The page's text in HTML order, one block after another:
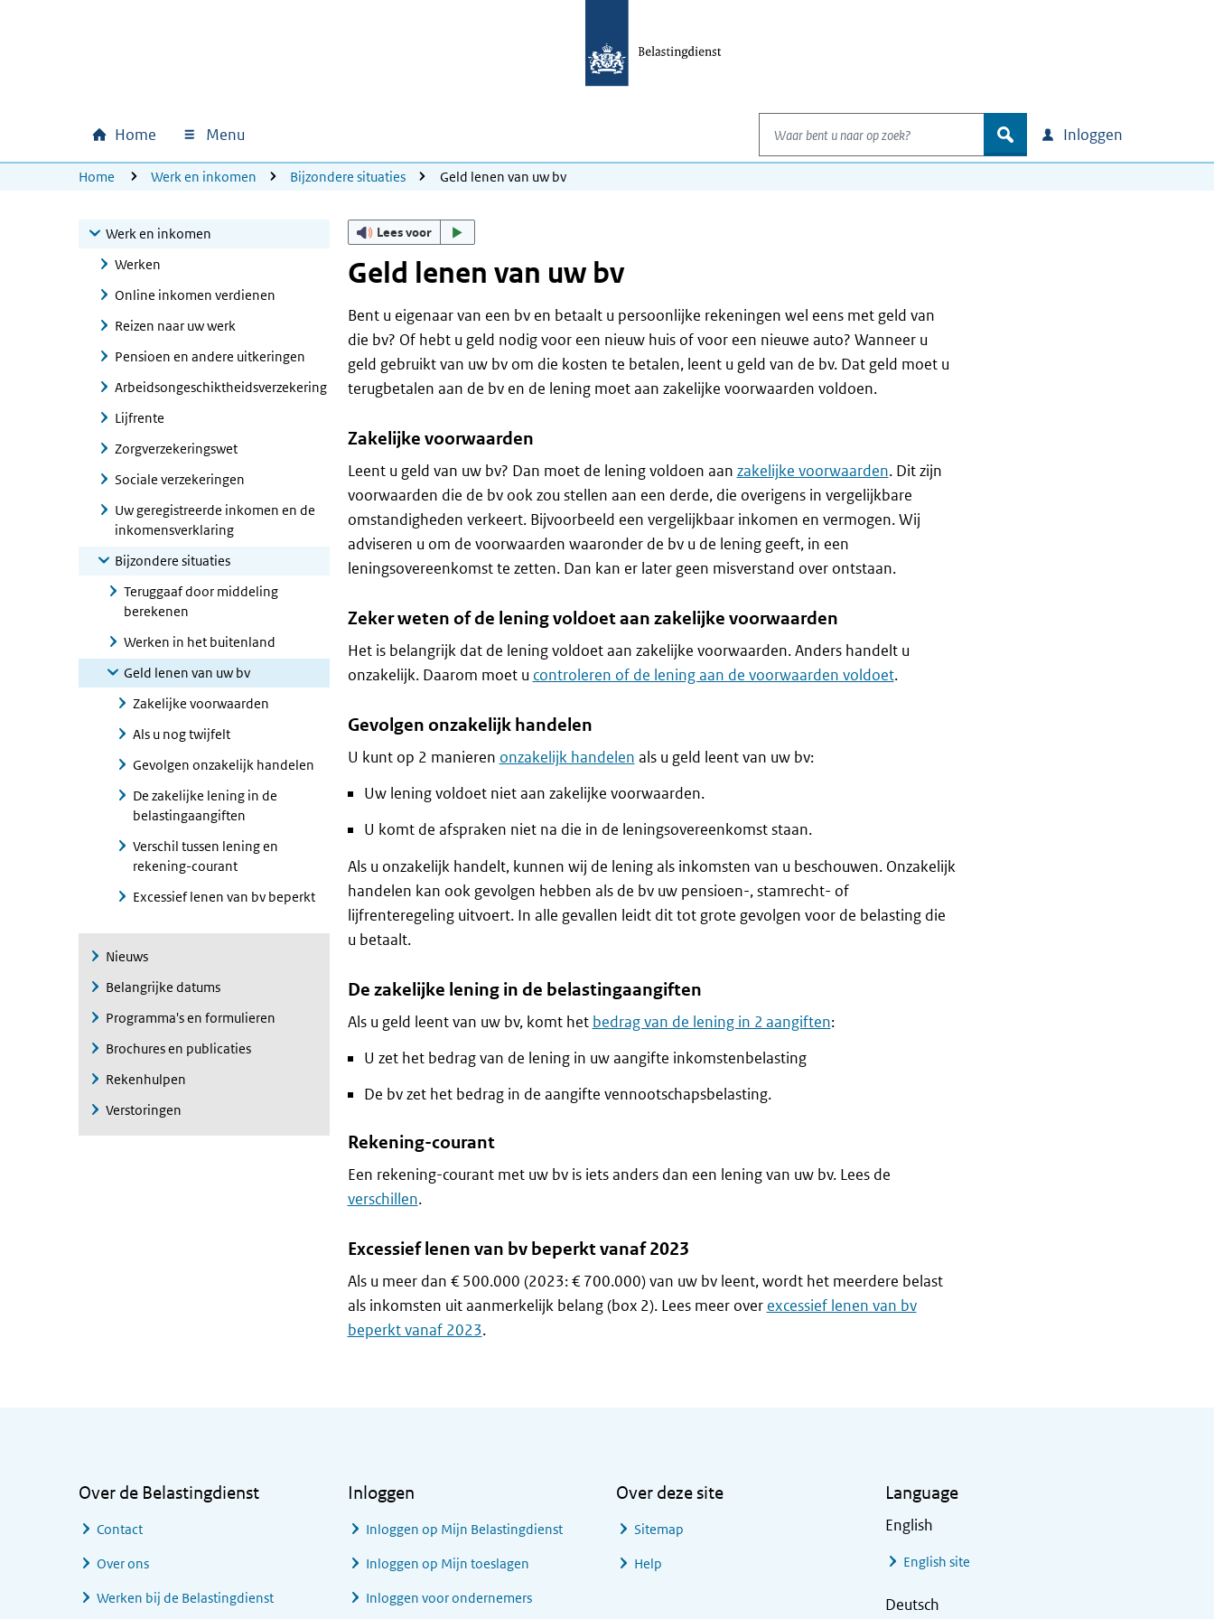
Hoofdnavigatie
Home Menu
Waar bent u naar op zoek?
zoek Inloggen
U bevindt zich hier:
Home Werk en inkomen Bijzondere situaties Geld lenen van uw bv
Werk en inkomen
Werken
Online inkomen verdienen
Reizen naar uw werk
Pensioen en andere uitkeringen
Arbeidsongeschiktheidsverzekering
Lijfrente
Zorgverzekeringswet
Sociale verzekeringen
Uw geregistreerde inkomen en de
inkomensverklaring
Bijzondere situaties
Teruggaaf door middeling
berekenen
Werken in het buitenland
Geld lenen van uw bv
Zakelijke voorwaarden
Als u nog twijfelt
Gevolgen onzakelijk handelen
De zakelijke lening in de
belastingaangiften
Verschil tussen lening en
rekening-courant
Excessief lenen van bv beperkt
Nieuws
Belangrijke datums
Programma's en formulieren
Brochures en publicaties
Rekenhulpen
Verstoringen
Lees voor
Geld lenen van uw bv
Bent u eigenaar van een bv en betaalt u persoonlijke rekeningen wel eens met geld van
die bv? Of hebt u geld nodig voor een nieuw huis of voor een nieuwe auto? Wanneer u
geld gebruikt van uw bv om die kosten te betalen, leent u geld van de bv. Dat geld moet u
terugbetalen aan de bv en de lening moet aan zakelijke voorwaarden voldoen.
Zakelijke voorwaarden
Leent u geld van uw bv? Dan moet de lening voldoen aan zakelijke voorwaarden. Dit zijn
voorwaarden die de bv ook zou stellen aan een derde, die overigens in vergelijkbare
omstandigheden verkeert. Bijvoorbeeld een vergelijkbaar inkomen en vermogen. Wij
adviseren u om de voorwaarden waaronder de bv u de lening geeft, in een
leningsovereenkomst te zetten. Dan kan er later geen misverstand over ontstaan.
Zeker weten of de lening voldoet aan zakelijke voorwaarden
Het is belangrijk dat de lening voldoet aan zakelijke voorwaarden. Anders handelt u
onzakelijk. Daarom moet u controleren of de lening aan de voorwaarden voldoet.
Gevolgen onzakelijk handelen
U kunt op 2 manieren onzakelijk handelen als u geld leent van uw bv:
Uw lening voldoet niet aan zakelijke voorwaarden.
U komt de afspraken niet na die in de leningsovereenkomst staan.
Als u onzakelijk handelt, kunnen wij de lening als inkomsten van u beschouwen. Onzakelijk
handelen kan ook gevolgen hebben als de bv uw pensioen-, stamrecht- of
lijfrenteregeling uitvoert. In alle gevallen leidt dit tot grote gevolgen voor de belasting die
u betaalt.
De zakelijke lening in de belastingaangiften
Als u geld leent van uw bv, komt het bedrag van de lening in 2 aangiften:
U zet het bedrag van de lening in uw aangifte inkomstenbelasting
De bv zet het bedrag in de aangifte vennootschapsbelasting.
Rekening-courant
Een rekening-courant met uw bv is iets anders dan een lening van uw bv. Lees de
verschillen.
Excessief lenen van bv beperkt vanaf 2023
Als u meer dan € 500.000 (2023: € 700.000) van uw bv leent, wordt het meerdere belast
als inkomsten uit aanmerkelijk belang (box 2). Lees meer over excessief lenen van bv
beperkt vanaf 2023.
Over de Belastingdienst
Contact
Over ons
Werken bij de Belastingdienst
Inloggen
Inloggen op Mijn Belastingdienst
Inloggen op Mijn toeslagen
Inloggen voor ondernemers
Over deze site
Sitemap
Help
Language
English
English site
Deutsch